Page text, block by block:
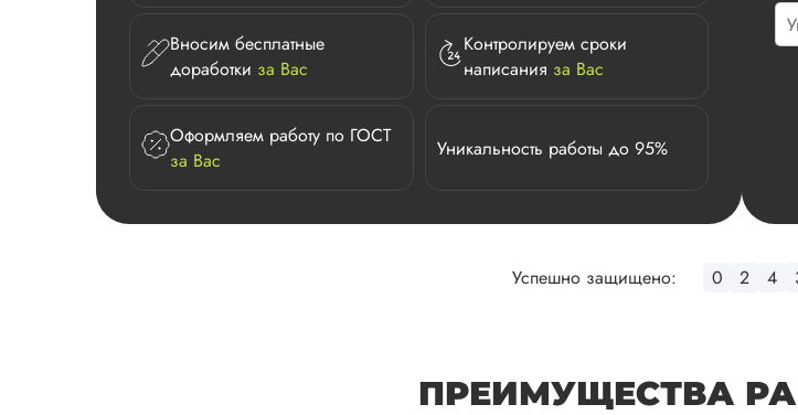
Вносим бесплатные
доработки за Вас
Контролируем сроки
написания за Вас
Оформляем работу по ГОСТ
за Вас
Уникальность работы до 95%
Успешно защищено: 4
2
0
ПРЕИМУЩЕСТВА